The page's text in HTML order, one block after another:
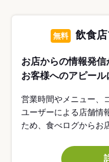
無料 飲食
お店からの情報発信
お客様へのアピール
営業時間やメニュー、
ユーザーによる店舗情
ため、食べログからお